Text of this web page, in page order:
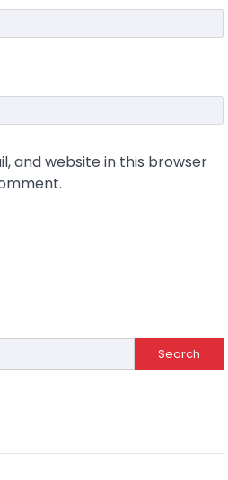
and website in this browser
Search